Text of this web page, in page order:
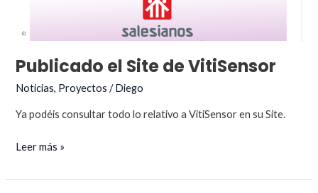
Publicado el Site de VitiSensor
Noticias, Proyectos /Diego
Ya podéis consultar todo lo relativo a VitiSensor en su Site.
Publicado
Site
Leer más »